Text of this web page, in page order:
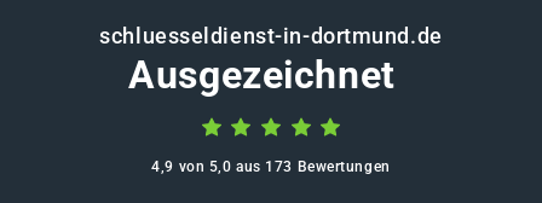
schluesseldienst-in-dortmund.de
Ausgezeichnet
4,9 von 5,0 aus 173 Bewertungen